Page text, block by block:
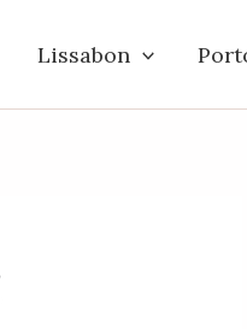
Lissabon